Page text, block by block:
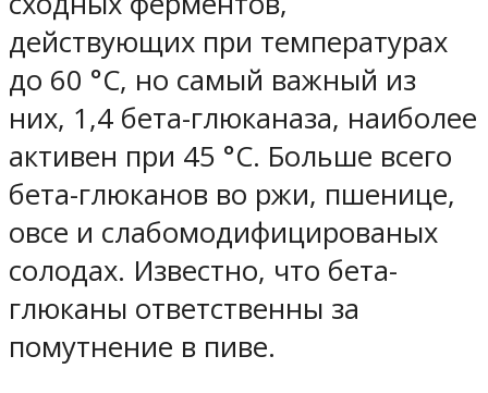
действующих при температурах
до 60 °C, но самый важный из
них, 1,4 бета-глюканаза, наиболее
активен при 45 °C. Больше всего
бета-глюканов во ржи, пшенице,
овсе и слабомодифицированых
солодах. Известно, что бета-
глюканы ответственны за
помутнение в пиве.